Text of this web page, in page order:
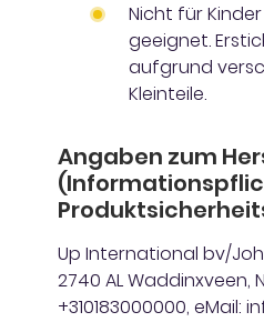
Nicht für
geeignet.
aufgrund
Kleinteile.
Angaben zum
Up International bv/
2740 AL Waddinxveen,
+310183000000, eMail: